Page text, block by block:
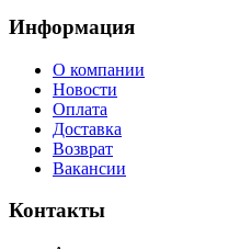
Информация
О компании
Новости
Оплата
Доставка
Возврат
Вакансии
Контакты